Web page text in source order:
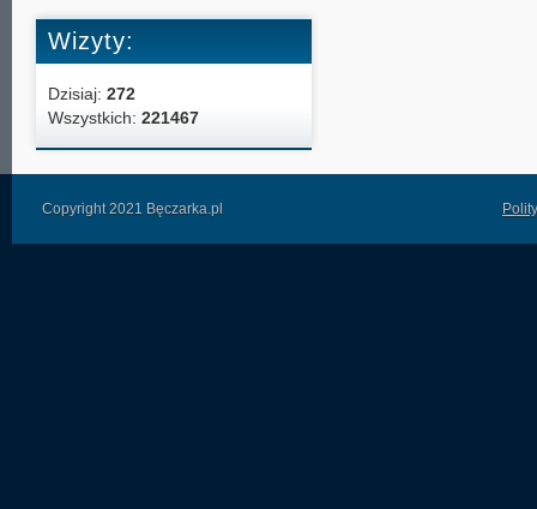
Wizyty:
Dzisiaj: 272
Wszystkich: 221467
Copyright 2021 Bęczarka.pl